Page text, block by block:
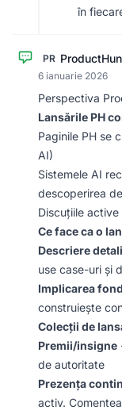
în
PR
6 ianuarie 2026
Perspectiva
Lansările PH
Paginile PH se
AI)
Sistemele AI
descoperirea
Discuțiile
Ce face ca o
Descriere
use case-uri și
Implicarea
construiește
Colecții de
Premii/insigne
de autoritate
Prezența
activ.